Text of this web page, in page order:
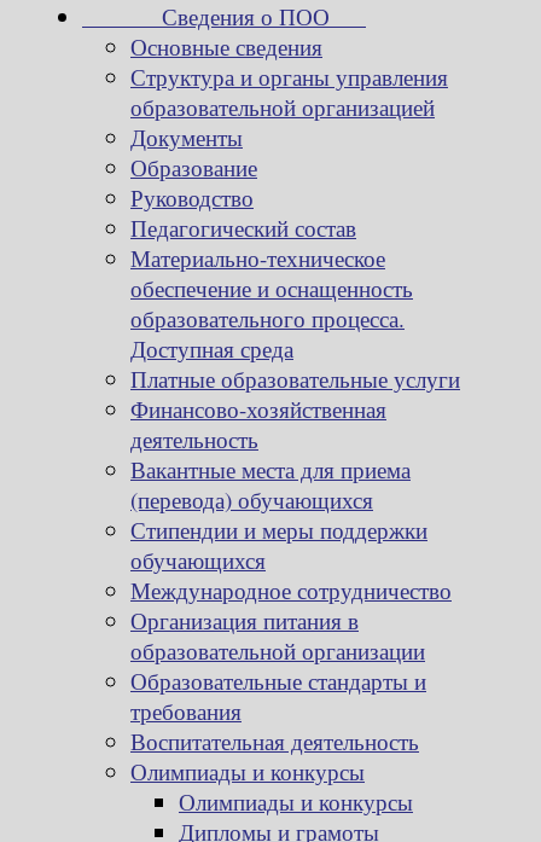
Сведения о ПОО
Основные сведения
Структура и органы управления
образовательной организацией
Документы
Образование
Руководство
Педагогический состав
Материально-техническое
обеспечение и оснащенность
образовательного процесса.
Доступная среда
Платные образовательные услуги
Финансово-хозяйственная
деятельность
Вакантные места для приема
(перевода) обучающихся
Стипендии и меры поддержки
обучающихся
Международное сотрудничество
Организация питания в
образовательной организации
Образовательные стандарты и
требования
Воспитательная деятельность
Олимпиады и конкурсы
Олимпиады и конкурсы
Дипломы и грамоты